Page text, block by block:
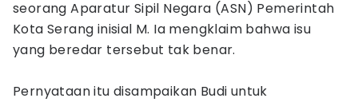
seorang Aparatur Sipil Negara (ASN) Pemerintah
Kota Serang inisial M. Ia mengklaim bahwa isu
yang beredar tersebut tak benar.
Pernyataan itu disampaikan Budi untuk